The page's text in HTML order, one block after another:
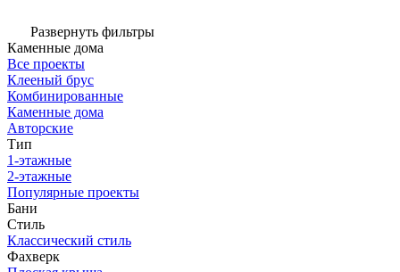
Развернуть фильтры
Каменные дома
Все проекты
Клееный брус
Комбинированные
Каменные дома
Авторские
Тип
1-этажные
2-этажные
Популярные проекты
Бани
Стиль
Классический стиль
Фахверк